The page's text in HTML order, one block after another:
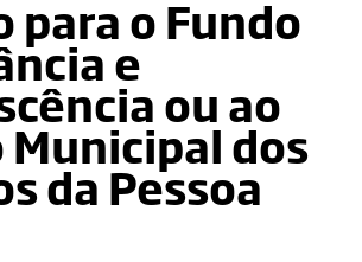
para o Fundo
e
ou ao
Municipal dos
da Pessoa